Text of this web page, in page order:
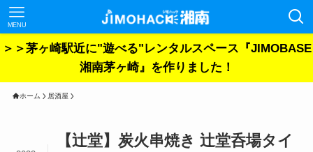
MENU
＞＞茅ヶ崎駅近に"遊べる"レンタルスペース『JIMOBASE
湘南茅ヶ崎』を作りました！
ホーム 居酒屋
【辻堂】炭火串焼き 辻堂呑場タイ